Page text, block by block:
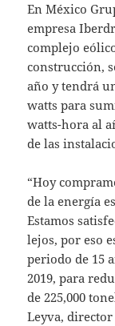
En México
empresa
complejo
construcción,
año y tendrá
watts para
watts-hora al
de las
“Hoy
de la energía
Estamos
lejos, por eso
periodo de 15
2019, para
de 225,000
Leyva,